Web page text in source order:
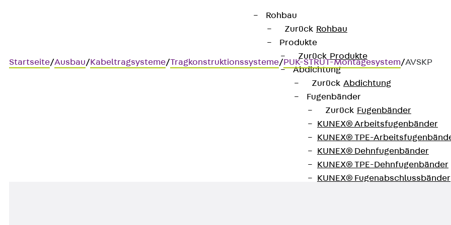
Rohbau
Zurück Rohbau
Produkte
Zurück Produkte
Abdichtung
Zurück Abdichtung
Fugenbänder
Zurück Fugenbänder
KUNEX® Arbeitsfugenbänder
KUNEX® TPE-
KUNEX® Dehnfugenbänder
KUNEX® TPE-Dehnfugenbänder
KUNEX® Fugenabschlussbänder
Startseite/Ausbau/Kabeltragsysteme/Tragkonstruktionssysteme/PUK-STRUT-Montagesystem/AVSKP